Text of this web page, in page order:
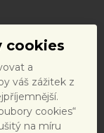
cookies
a
váš zážitek z
cookies“
na míru